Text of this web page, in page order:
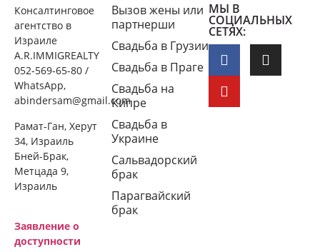
Консалтинговое
агентство в
Израиле
A.R.IMMIGREALTY
052-569-65-80 /
WhatsApp,
abindersam@gmail.com
Рамат-Ган, Херут
34, Израиль
Бней-Брак,
Метцада 9,
Израиль
Заявление о
доступности
Вызов жены или
партнерши
Свадьба в Грузии
Свадьба в Праге
Свадьба на
Кипре
Свадьба в
Украине
Сальвадорский
брак
Парагвайский
брак
МЫ В
СОЦИАЛЬНЫХ
СЕТЯХ: